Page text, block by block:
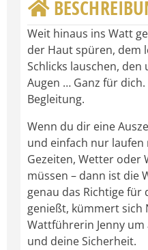
Weit hinaus ins Watt
der Haut spüren, dem
Schlicks lauschen,
Augen … Ganz für
Begleitung.
Wenn du dir eine
und einfach nur
Gezeiten, Wetter oder
müssen – dann ist die
genau das Richtige für
genießt, kümmert sich
Wattführerin Jenny
und deine Sicherheit.